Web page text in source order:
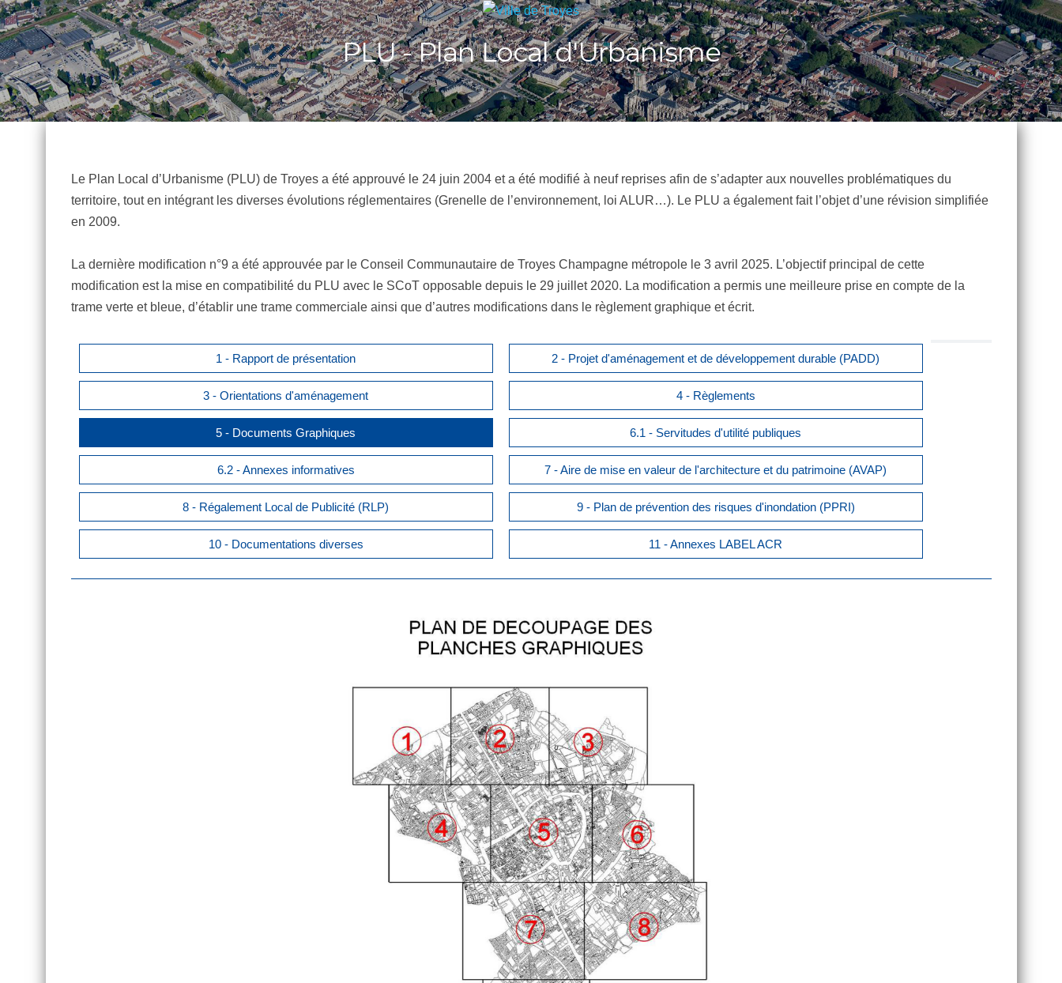
PLU - Plan Local d'Urbanisme
Le Plan Local d’Urbanisme (PLU) de Troyes a été approuvé le 24 juin 2004 et a été modifié à neuf reprises afin de s’adapter aux nouvelles problématiques du
territoire, tout en intégrant les diverses évolutions réglementaires (Grenelle de l’environnement, loi ALUR…). Le PLU a également fait l’objet d’une révision simplifiée
en 2009.
La dernière modification n°9 a été approuvée par le Conseil Communautaire de Troyes Champagne métropole le 3 avril 2025. L’objectif principal de cette
modification est la mise en compatibilité du PLU avec le SCoT opposable depuis le 29 juillet 2020. La modification a permis une meilleure prise en compte de la
trame verte et bleue, d’établir une trame commerciale ainsi que d’autres modifications dans le règlement graphique et écrit.
1 - Rapport de présentation 2 - Projet d'aménagement et de développement durable (PADD)
3 - Orientations d'aménagement 4 - Règlements
5 - Documents Graphiques 6.1 - Servitudes d'utilité publiques
6.2 - Annexes informatives 7 - Aire de mise en valeur de l'architecture et du patrimoine (AVAP)
8 - Régalement Local de Publicité (RLP) 9 - Plan de prévention des risques d'inondation (PPRI)
10 - Documentations diverses 11 - Annexes LABEL ACR